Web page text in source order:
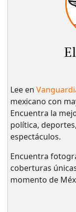
Lee en
mexicano con
Encuentra la
política,
espectáculos.
Encuentra
coberturas
momento de